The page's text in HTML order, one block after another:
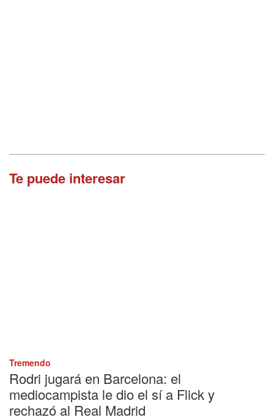
Te puede interesar
Tremendo
Rodri jugará en Barcelona: el
mediocampista le dio el sí a Flick y
rechazó al Real Madrid